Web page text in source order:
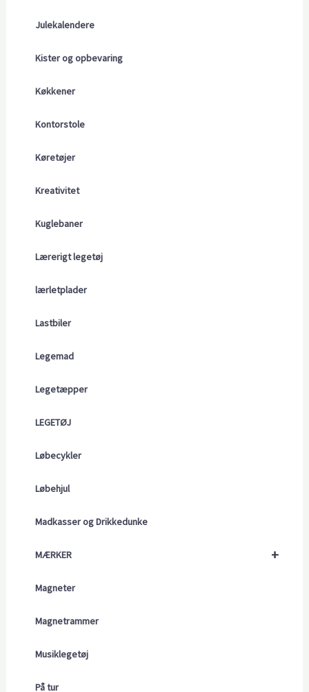
Julekalendere
Kister og opbevaring
Køkkener
Kontorstole
Køretøjer
Kreativitet
Kuglebaner
Lærerigt legetøj
lærletplader
Lastbiler
Legemad
Legetæpper
LEGETØJ
Løbecykler
Løbehjul
Madkasser og Drikkedunke
+
MÆRKER
Magneter
Magnetrammer
Musiklegetøj
På tur